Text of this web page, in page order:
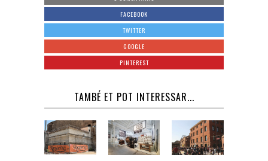
FACEBOOK
TWITTER
GOOGLE
PINTEREST
TAMBÉ ET POT INTERESSAR...